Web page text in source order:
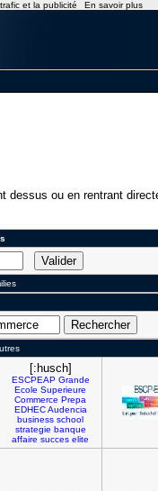
dessus ou en rentrant
[:husch]
ESCPEAP Grande
Ecole Superieure
Commerce Prepa
EDHEC Audencia
business school
strategie banque
affaire succes elite
et la publicité En savoir plus